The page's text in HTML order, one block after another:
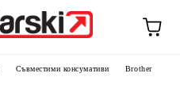
Съвместими консумативи
Brother